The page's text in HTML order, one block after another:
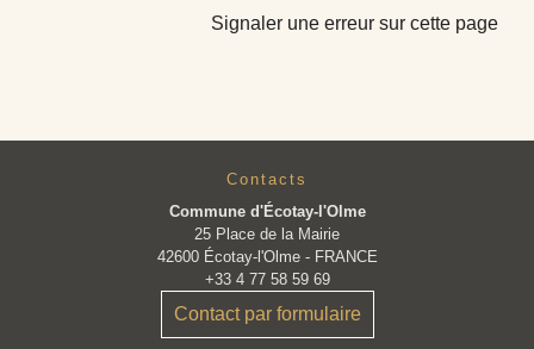
Signaler une erreur sur cette page
Contacts
Commune d'Écotay-l'Olme
25 Place de la Mairie
42600 Écotay-l'Olme - FRANCE
+33 4 77 58 59 69
Contact par formulaire